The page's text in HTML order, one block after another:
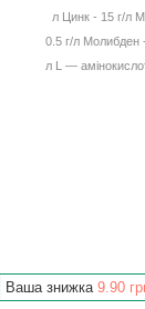
л Цинк - 15 г/л
0.5 г/л Молибден
л L —
Ваша знижка 9.90